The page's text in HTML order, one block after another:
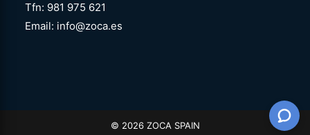
Tfn: 981 975 621
Email: info@zoca.es
© 2026 ZOCA SPAIN